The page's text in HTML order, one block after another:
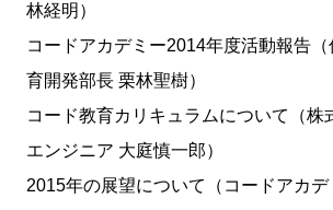
林経明）
コードアカデミー2014年度活動報告
育開発部長 栗林聖樹）
コード教育カリキュラムについて（株
エンジニア 大庭慎一郎）
2015年の展望について（コードアカ